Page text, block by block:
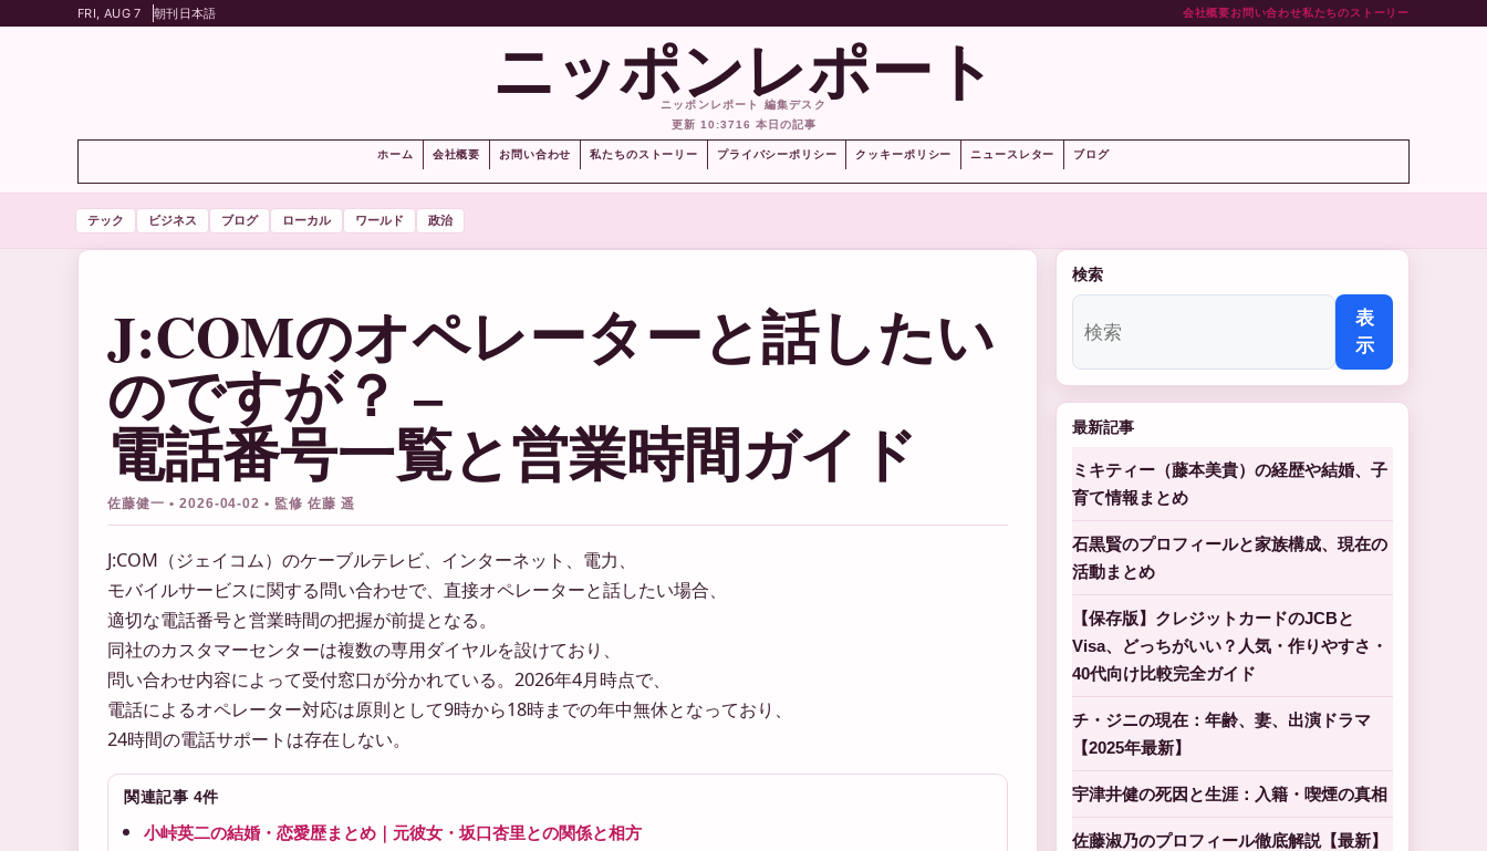
FRI, AUG 7 朝刊 日本語 会社概要お問い合わせ私たちのストーリー
ニッポンレポート
ニッポンレポート 編集デスク
更新 10:3716 本日の記事
ホーム 会社概要 お問い合わせ 私たちのストーリー プライバシーポリシー クッキーポリシー ニュースレター ブログ
テック ビジネス ブログ ローカル ワールド 政治
J:COMのオペレーターと話したい
のですが？ –
電話番号一覧と営業時間ガイド
佐藤健一 • 2026-04-02 • 監修 佐藤 遥
J:COM（ジェイコム）のケーブルテレビ、インターネット、電力、
モバイルサービスに関する問い合わせで、直接オペレーターと話したい場合、
適切な電話番号と営業時間の把握が前提となる。
同社のカスタマーセンターは複数の専用ダイヤルを設けており、
問い合わせ内容によって受付窓口が分かれている。2026年4月時点で、
電話によるオペレーター対応は原則として9時から18時までの年中無休となっており、
24時間の電話サポートは存在しない。
関連記事 4件
小峠英二の結婚・恋愛歴まとめ｜元彼女・坂口杏里との関係と相方
検索
表
示
最新記事
ミキティー（藤本美貴）の経歴や結婚、子
育て情報まとめ
石黒賢のプロフィールと家族構成、現在の
活動まとめ
【保存版】クレジットカードのJCBと
Visa、どっちがいい？人気・作りやすさ・
40代向け比較完全ガイド
チ・ジニの現在：年齢、妻、出演ドラマ
【2025年最新】
宇津井健の死因と生涯：入籍・喫煙の真相
佐藤淑乃のプロフィール徹底解説【最新】